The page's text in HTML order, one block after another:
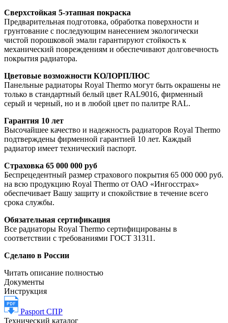
Сверхстойкая 5-этапная покраска
Предварительная подготовка, обработка поверхности и
грунтование с последующим нанесением экологически
чистой порошковой эмали гарантируют стойкость к
механический повреждениям и обеспечивают долговечность
покрытия радиатора.
Цветовые возможности КОЛОРПЛЮС
Панельные радиаторы Royal Thermo могут быть окрашены не
только в стандартный белый цвет RAL9016, фирменный
серый и черный, но и в любой цвет по палитре RAL.
Гарантия 10 лет
Высочайшее качество и надежность радиаторов Royal Thermo
подтверждены фирменной гарантией 10 лет. Каждый
радиатор имеет технический паспорт.
Страховка 65 000 000 руб
Беспрецедентный размер страхового покрытия 65 000 000 руб.
на всю продукцию Royal Thermo от ОАО «Ингосстрах»
обеспечивает Вашу защиту и спокойствие в течение всего
срока службы.
Обязательная сертификация
Все радиаторы Royal Thermo сертифицированы в
соответствии с требованиями ГОСТ 31311.
Сделано в России
Читать описание полностью
Документы
Инструкция
Pasport СПР
Технический каталог